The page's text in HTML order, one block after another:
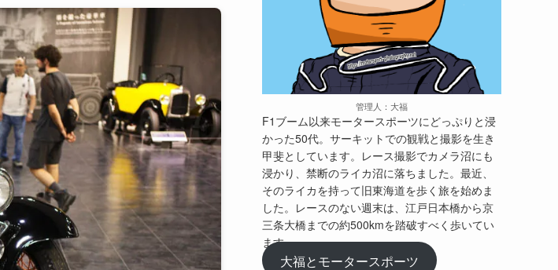
管理人：大福
F1ブーム以来モータースポーツにどっぷりと浸
かった50代。サーキットでの観戦と撮影を生き
甲斐としています。レース撮影でカメラ沼にも
浸かり、禁断のライカ沼に落ちました。最近、
そのライカを持って旧東海道を歩く旅を始めま
した。レースのない週末は、江戸日本橋から京
三条大橋までの約500kmを踏破すべく歩いてい
ます。
大福とモータースポーツ